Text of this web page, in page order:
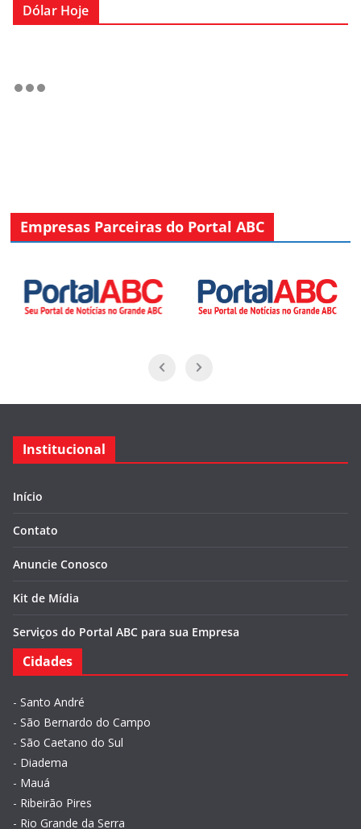
Dólar Hoje
Empresas Parceiras do Portal ABC
Institucional
Início
Contato
Anuncie Conosco
Kit de Mídia
Serviços do Portal ABC para sua Empresa
Cidades
- Santo André
- São Bernardo do Campo
- São Caetano do Sul
- Diadema
- Mauá
- Ribeirão Pires
- Rio Grande da Serra